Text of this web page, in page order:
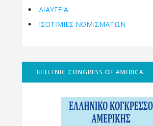
ΔΙΑΥΓΕΙΑ
ΙΣΟΤΙΜΙΕΣ ΝΟΜΙΣΜΑΤΩΝ
HELLENIC CONGRESS OF AMERICA